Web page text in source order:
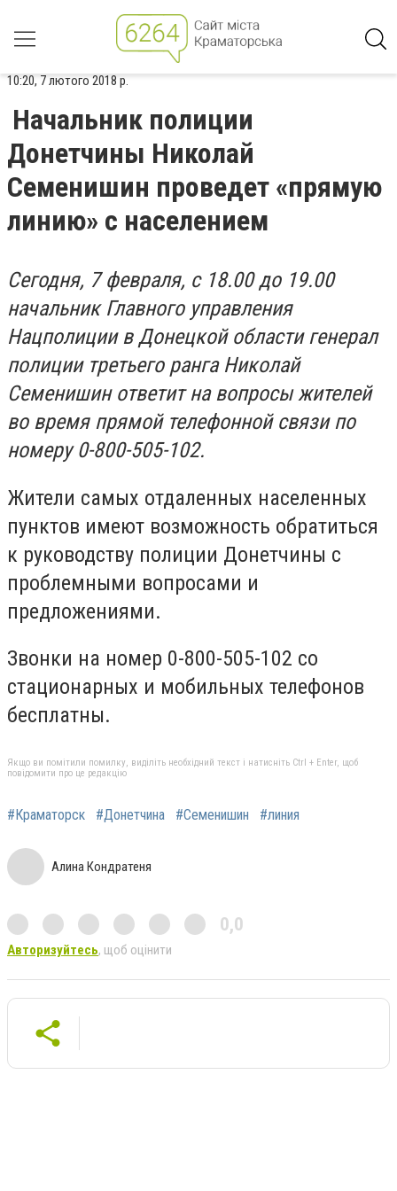
10:20, 7 лютого 2018 р.
Начальник полиции
Донетчины Николай
Семенишин проведет «прямую
линию» с населением
Сегодня, 7 февраля, с 18.00 до 19.00
начальник Главного управления
Нацполиции в Донецкой области генерал
полиции третьего ранга Николай
Семенишин ответит на вопросы жителей
во время прямой телефонной связи по
номеру 0-800-505-102.
Жители самых отдаленных населенных
пунктов имеют возможность обратиться
к руководству полиции Донетчины с
проблемными вопросами и
предложениями.
Звонки на номер 0-800-505-102 со
стационарных и мобильных телефонов
бесплатны.
Якщо ви помітили помилку, виділіть необхідний текст і натисніть Ctrl + Enter, щоб
повідомити про це редакцію
#Краматорск #Донетчина #Семенишин #линия
Алина Кондратеня
0,0
Авторизуйтесь, щоб оцінити